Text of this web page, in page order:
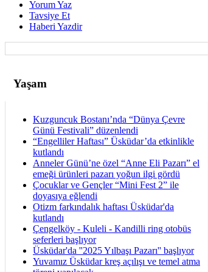
Yorum Yaz
Tavsiye Et
Haberi Yazdir
Yaşam
Kuzguncuk Bostanı’nda “Dünya Çevre
Günü Festivali” düzenlendi
“Engelliler Haftası” Üsküdar’da etkinlikle
kutlandı
Anneler Günü’ne özel “Anne Eli Pazarı” el
emeği ürünleri pazarı yoğun ilgi gördü
Çocuklar ve Gençler “Mini Fest 2” ile
doyasıya eğlendi
Otizm farkındalık haftası Üsküdar'da
kutlandı
Çengelköy - Kuleli - Kandilli ring otobüs
seferleri başlıyor
Üsküdar'da ''2025 Yılbaşı Pazarı'' başlıyor
Yuvamız Üsküdar kreş açılışı ve temel atma